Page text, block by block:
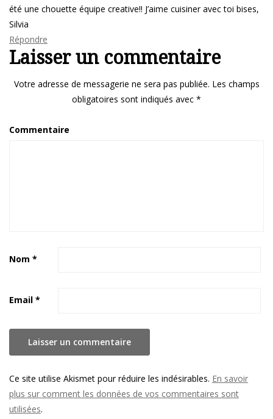
été une chouette équipe creative!! J’aime cuisiner avec toi bises,
Silvia
Répondre
Laisser un commentaire
Votre adresse de messagerie ne sera pas publiée. Les champs
obligatoires sont indiqués avec *
Commentaire
Nom *
Email *
Ce site utilise Akismet pour réduire les indésirables. En savoir
plus sur comment les données de vos commentaires sont
utilisées.